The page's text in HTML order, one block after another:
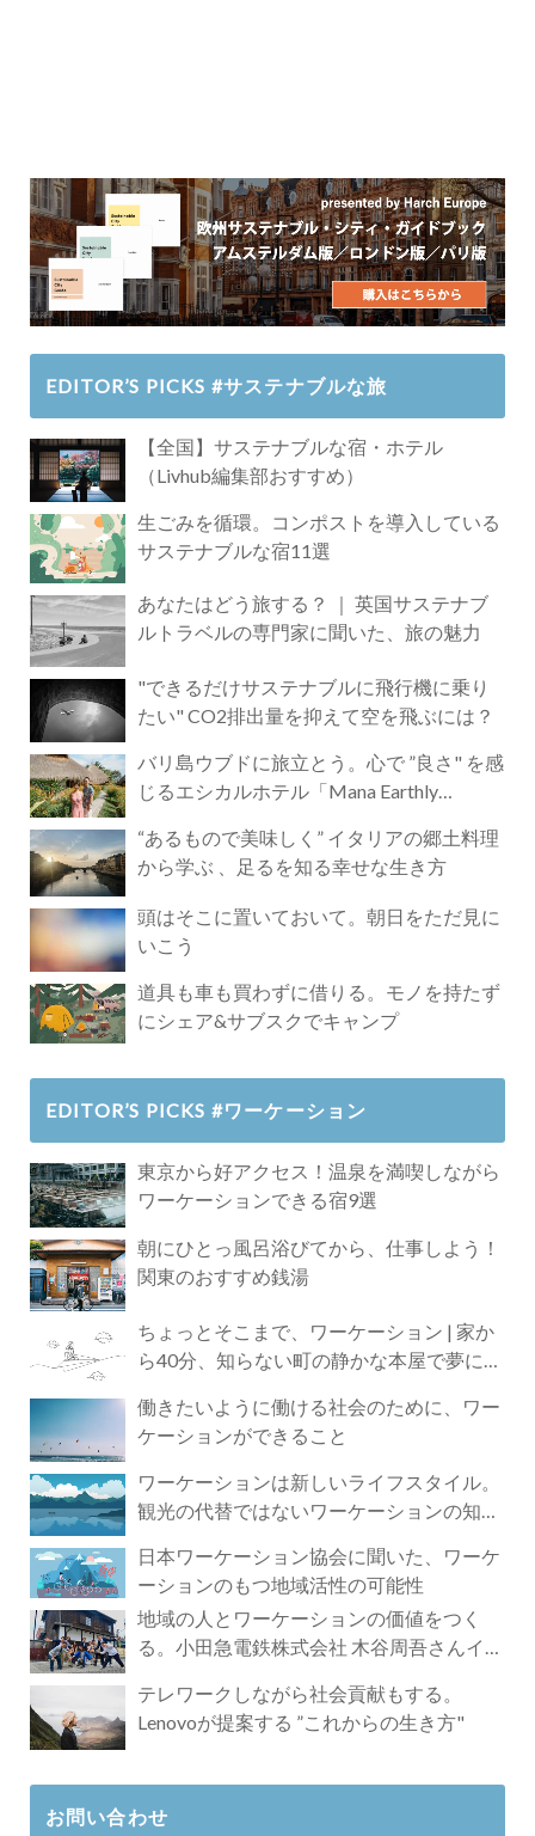
EDITOR’S PICKS #サステナブルな旅
【全国】サステナブルな宿・ホテル
（Livhub編集部おすすめ）
生ごみを循環。コンポストを導入している
サステナブルな宿11選
あなたはどう旅する？ ｜ 英国サステナブ
ルトラベルの専門家に聞いた、旅の魅力
"できるだけサステナブルに飛行機に乗り
たい" CO2排出量を抑えて空を飛ぶには？
バリ島ウブドに旅立とう。心で ”良さ" を感
じるエシカルホテル「Mana Earthly
“あるもので美味しく” イタリアの郷土料理
から学ぶ 、足るを知る幸せな生き方
頭はそこに置いておいて。朝日をただ見に
いこう
道具も車も買わずに借りる。モノを持たず
にシェア&サブスクでキャンプ
EDITOR’S PICKS #ワーケーション
東京から好アクセス！温泉を満喫しながら
ワーケーションできる宿9選
朝にひとっ風呂浴びてから、仕事しよう！
関東のおすすめ銭湯
ちょっとそこまで、ワーケーション | 家か
ら40分、知らない町の静かな本屋で夢に近
働きたいように働ける社会のために、ワー
ケーションができること
ワーケーションは新しいライフスタイル。
観光の代替ではないワーケーションの知ら
日本ワーケーション協会に聞いた、ワーケ
ーションのもつ地域活性の可能性
地域の人とワーケーションの価値をつく
る。小田急電鉄株式会社 木谷周吾さんイン
テレワークしながら社会貢献もする。
Lenovoが提案する ”これからの生き方"
お問い合わせ